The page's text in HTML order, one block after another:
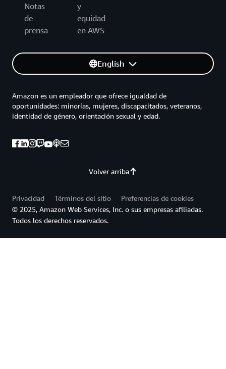
Notas
de
prensa
y
equidad
en AWS
English
Volver arriba
Amazon es un empleador que ofrece igualdad de
oportunidades: minorías, mujeres, discapacitados, veteranos,
identidad de género, orientación sexual y edad.
Privacidad Términos del sitio
Preferencias de cookies
© 2025, Amazon Web Services, Inc. o sus empresas afiliadas.
Todos los derechos reservados.